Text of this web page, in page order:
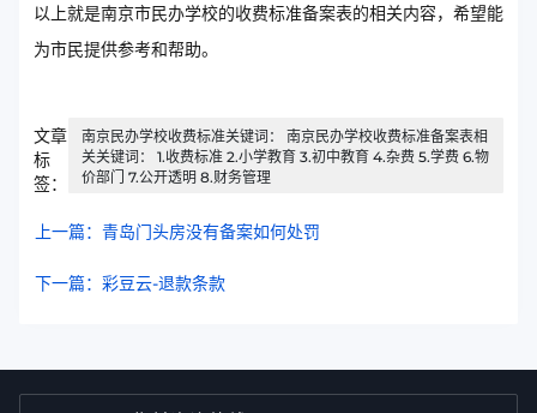
以上就是南京市民办学校的收费标准备案表的相关内容，希望能
为市民提供参考和帮助。
文章
标
签：
南京民办学校收费标准关键词： 南京民办学校收费标准备案表相
关关键词： 1.收费标准 2.小学教育 3.初中教育 4.杂费 5.学费 6.物
价部门 7.公开透明 8.财务管理
上一篇：青岛门头房没有备案如何处罚
下一篇：彩豆云-退款条款